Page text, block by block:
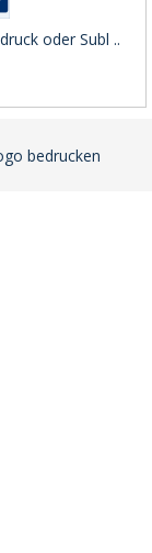
oder Subl ..
bedrucken